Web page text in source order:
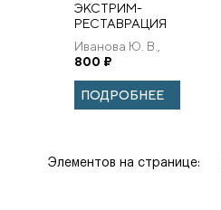
ЭКСТРИМ-
РЕСТАВРАЦИЯ
МОНУМЕНТАЛЬНОЙ
ЖИВОПИСИ
Иванова Ю. В.,
Филатов С. В.
800 ₽
ПОДРОБНЕЕ
Элементов на странице: